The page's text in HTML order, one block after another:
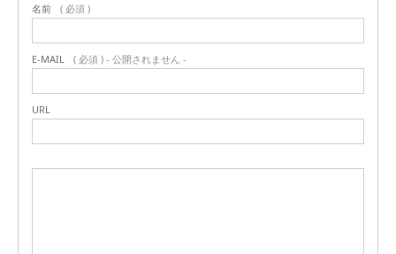
名前 ( 必須 )
E-MAIL ( 必須 ) - 公開されません -
URL